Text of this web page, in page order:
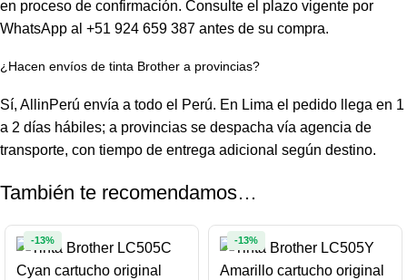
en proceso de confirmación. Consulte el plazo vigente por
WhatsApp al +51 924 659 387 antes de su compra.
¿Hacen envíos de tinta Brother a provincias?
Sí, AllinPerú envía a todo el Perú. En Lima el pedido llega en 1
a 2 días hábiles; a provincias se despacha vía agencia de
transporte, con tiempo de entrega adicional según destino.
También te recomendamos…
-13% -13%